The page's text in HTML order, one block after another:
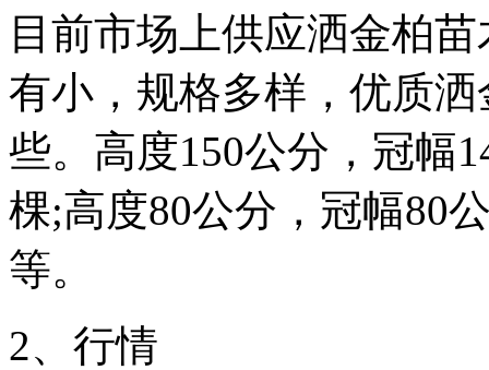
目前市场上供应洒金柏
有小，规格多样，优质
些。高度150公分，冠幅
棵;高度80公分，冠幅80
等。
2、行情